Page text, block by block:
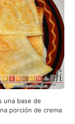
una base de
porción de crema